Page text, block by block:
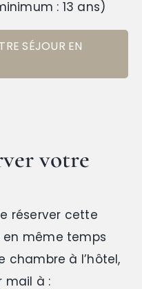
: 13 ans)
SÉJOUR EN
votre
réserver cette
même temps
chambre à l’hôtel,
mail à :